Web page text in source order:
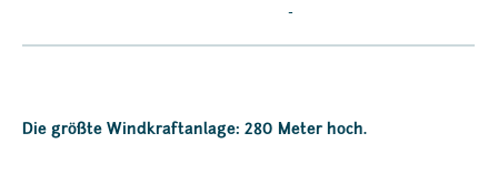
-
Die größte Windkraftanlage: 280 Meter hoch.